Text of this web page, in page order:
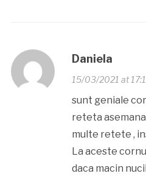
Daniela
15/03/2021 at
sunt geniale
reteta
multe retete ,
La aceste
daca macin